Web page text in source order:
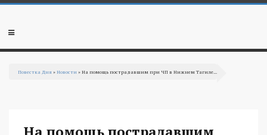
Перейти к основному содержанию
Мобильное
Повестка Дня »Новости » На помощь пострадавшим при ЧП в Нижнем Тагиле...